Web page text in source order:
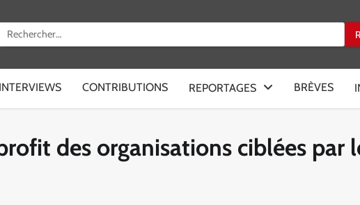
Rechercher :
INTERVIEWS CONTRIBUTIONS REPORTAGES BRÈVES
des organisations ciblées par